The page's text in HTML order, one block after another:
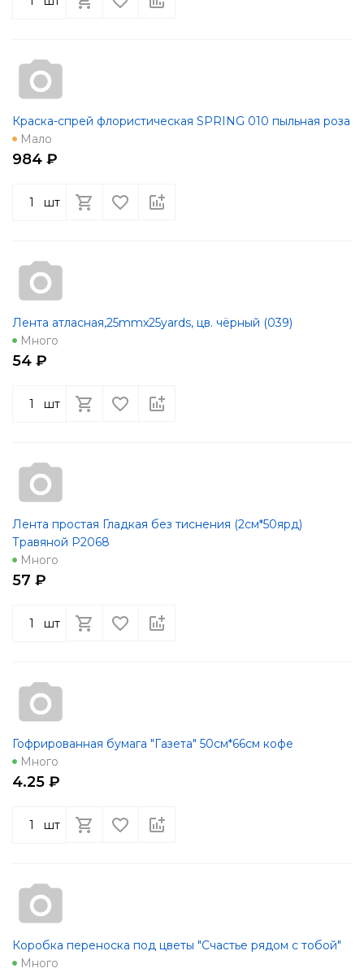
Краска-спрей флористическая SPRING 010 пыльная роза
Мало
984 ₽
шт
Лента атласная,25mmx25yards, цв. чёрный (039)
Много
54 ₽
шт
Лента простая Гладкая без тиснения (2см*50ярд)
Травяной Р2068
Много
57 ₽
шт
Гофрированная бумага "Газета" 50см*66см кофе
Много
4.25 ₽
шт
Коробка переноска под цветы "Счастье рядом с тобой"
Много